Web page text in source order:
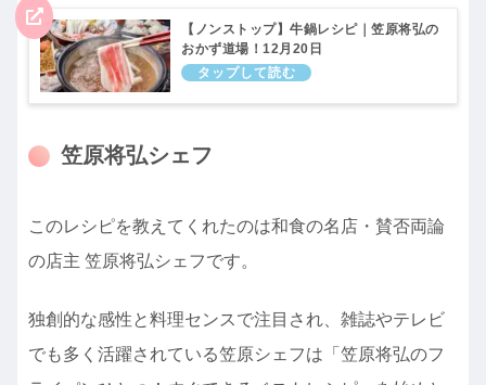
【ノンストップ】牛鍋レシピ｜笠原将弘の
おかず道場！12月20日
笠原将弘シェフ
このレシピを教えてくれたのは和食の名店・賛否両論
の店主 笠原将弘シェフです。
独創的な感性と料理センスで注目され、雑誌やテレビ
でも多く活躍されている笠原シェフは「笠原将弘のフ